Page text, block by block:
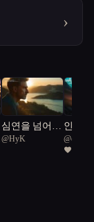
›
심연을 넘어
서: 억눌린 마
@HyK
인류
희망,
별을
@
Shawl